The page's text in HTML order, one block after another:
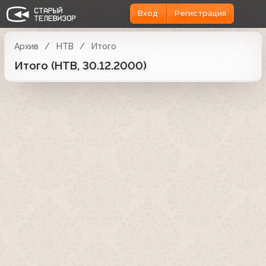
Вход Регистрация
Архив НТВ Итого
Итого (НТВ, 30.12.2000)